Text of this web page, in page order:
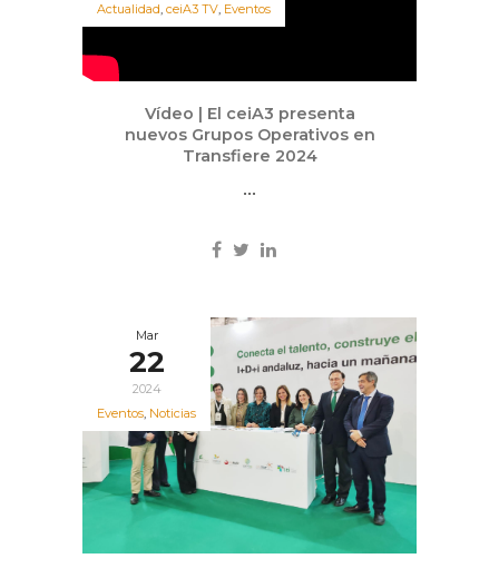
Actualidad, ceiA3 TV, Eventos
Vídeo | El ceiA3 presenta
nuevos Grupos Operativos en
Transfiere 2024
...
Mar
22
2024
Eventos, Noticias